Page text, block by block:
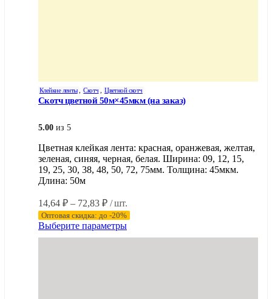
Клейкие ленты, Скотч , Цветной скотч
Скотч цветной 50м×45мкм (на заказ)
5.00 из 5
Цветная клейкая лента: красная, оранжевая, желтая,
зеленая, синяя, черная, белая. Ширина: 09, 12, 15,
19, 25, 30, 38, 48, 50, 72, 75мм. Толщина: 45мкм.
Длина: 50м
14,64 ₽ – 72,83 ₽Диапазон
цен:
14,64 ₽
–
/ шт.
Оптовая скидка: до -20%
Выберите параметрыЭтот
товар